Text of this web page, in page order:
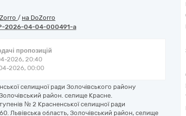
/ на DoZorro
2026-04-04-000491-a
пропозицій
2026, 20:40
2026, 00:00
селищної ради Золочівського району
район. селище Красне.
№ 2 Красненської селищної ради
Львівська область, Золочівський район, селище